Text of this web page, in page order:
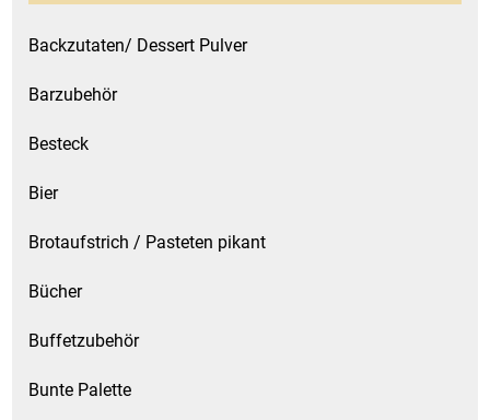
Backzutaten/ Dessert Pulver
Barzubehör
Besteck
Bier
Brotaufstrich / Pasteten pikant
Bücher
Buffetzubehör
Bunte Palette